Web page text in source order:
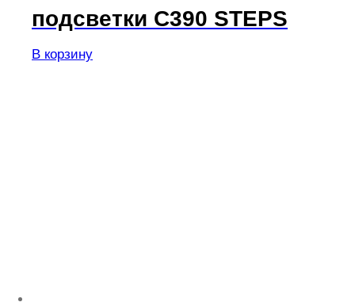
подсветки C390 STEPS
В корзину